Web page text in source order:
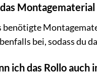
benötigte
bei, sodass du
ich das Rollo auch